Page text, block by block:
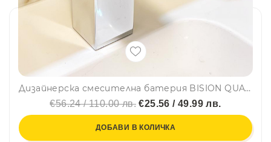
Дизайнерска смесителна батерия BISION QUADRO CHROMME, 0403C, за кухня и баня, самостояща, BF22
€56.24 / 110.00 лв. €25.56 / 49.99 лв.
ДОБАВИ В КОЛИЧКА